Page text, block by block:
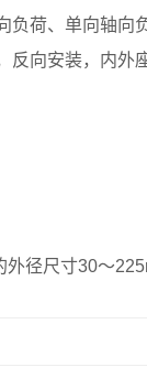
荷、单向轴向
向安装，内外
径尺寸30～